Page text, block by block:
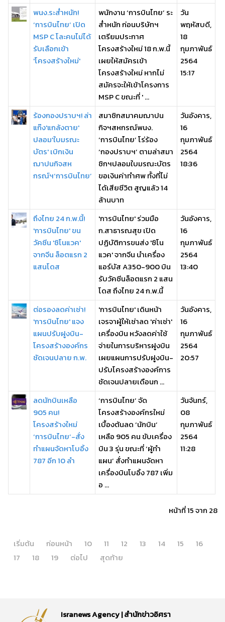
พนง.ระส่ำหนัก!
‘การบินไทย’ เปิด
MSP C โละคนไม่ได้
รับเลือกเข้า
'โครงสร้างใหม่'
พนักงาน ‘การบินไทย’ ระ
ส่ำหนัก ก่อนบริษัทฯ
เตรียมประกาศ
โครงสร้างใหม่ 18 ก.พ.นี้
เผยให้สมัครเข้า
โครงสร้างใหม่ หากไม่
สมัครจะให้เข้าโครงการ
MSP C ขณะที่ ' ...
วัน
พฤหัสบดี,
18
กุมภาพันธ์
2564
15:17
ร้องกองปราบฯ! ล่า
แก๊ง'แกล้งตาย'
ปลอม'ใบมรณะ
บัตร' เบิกเงิน
ฌาปนกิจสห
กรณ์ฯ‘การบินไทย’
สมาชิกสมาคมฌาปน
กิจฯสหกรณ์พนง.
‘การบินไทย’ โร่ร้อง
‘กองปราบฯ’ ตามล่าสมา
ชิกฯปลอมใบมรณะบัตร
ขอเงินค่าทำศพ ทั้งที่ไม่
ได้เสียชีวิต สูญแล้ว 14
ล้านบาท
วันอังคาร,
16
กุมภาพันธ์
2564
18:36
ถึงไทย 24 ก.พ.นี้!
'การบินไทย' ขน
วัคซีน 'ซิโนแวค'
จากจีน ล็อตแรก 2
แสนโดส
'การบินไทย' ร่วมมือ
ก.สาธารณสุข เปิด
ปฏิบัติการขนส่ง 'ซิโน
แวค' จากจีน นำเครื่อง
แอร์บัส A350-900 บิน
รับวัคซีนล็อตแรก 2 แสน
โดส ถึงไทย 24 ก.พ.นี้
วันอังคาร,
16
กุมภาพันธ์
2564
13:40
ต่อรองลดค่าเช่า!
'การบินไทย' แจง
แผนปรับฝูงบิน-
โครงสร้างองค์กร
ชัดเจนปลาย ก.พ.
'การบินไทย' เดินหน้า
เจรจาผู้ให้เช่าลด 'ค่าเช่า'
เครื่องบิน หวังลดค่าใช้
จ่ายในการบริหารฝูงบิน
เผยแผนการปรับฝูงบิน-
ปรับโครงสร้างองค์การ
ชัดเจนปลายเดือนก ...
วันอังคาร,
16
กุมภาพันธ์
2564
20:57
ลดนักบินเหลือ
905 คน!
โครงสร้างใหม่
‘การบินไทย’-สั่ง
ทำแผนจัดหาโบอิ้ง
787 อีก 10 ลำ
‘การบินไทย’ จัด
โครงสร้างองค์กรใหม่
เบื้องต้นลด ‘นักบิน’
เหลือ 905 คน ขับเครื่อง
บิน 3 รุ่น ขณะที่ ‘ผู้ทำ
แผน’ สั่งทำแผนจัดหา
เครื่องบินโบอิ้ง 787 เพิ่ม
อ ...
วันจันทร์,
08
กุมภาพันธ์
2564
11:28
หน้าที่ 15 จาก 28
เริ่มต้น ก่อนหน้า 10 11 12 13 14 15
16
17
18 19 ต่อไป สุดท้าย
Isranews Agency | สำนักข่าวอิศรา